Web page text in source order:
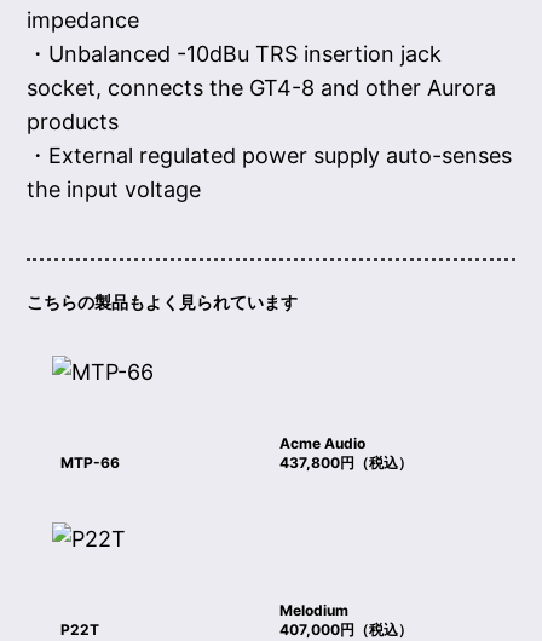
impedance
・Unbalanced -10dBu TRS insertion jack
socket, connects the GT4-8 and other Aurora
products
・External regulated power supply auto-senses
the input voltage
こちらの製品もよく見られています
Acme Audio
MTP-66
437,800円（税込）
Melodium
P22T
407,000円（税込）